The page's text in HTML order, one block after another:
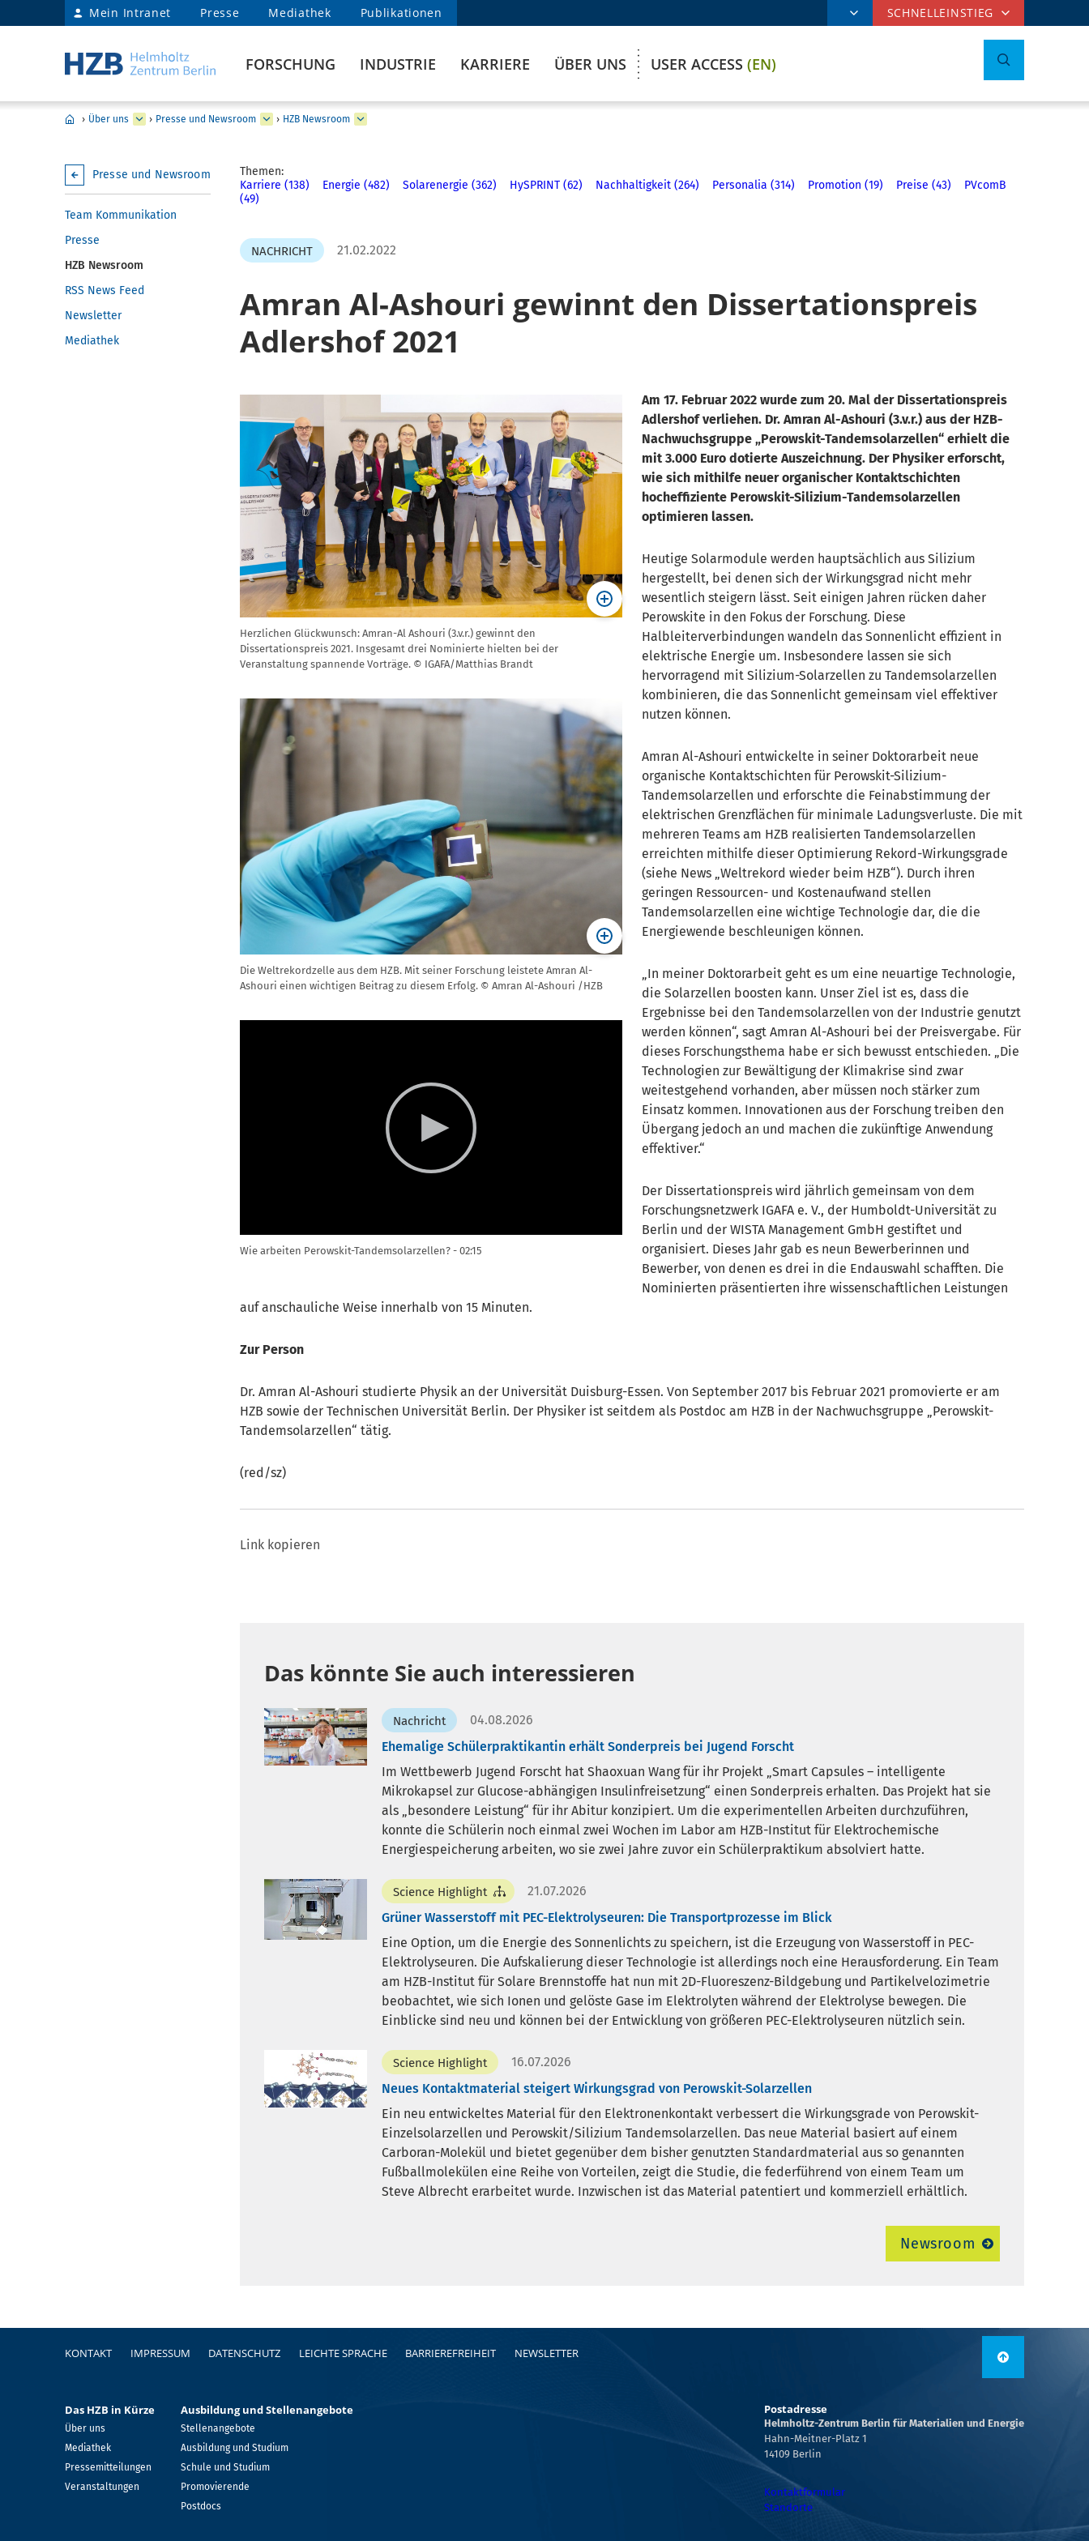
Mein Intranet Presse Mediathek Publikationen SCHNELLEINSTIEG
FORSCHUNG INDUSTRIE KARRIERE ÜBER UNS USER ACCESS (EN)
› Über uns › Presse und Newsroom › HZB Newsroom
Presse und Newsroom
Team Kommunikation
Presse
HZB Newsroom
RSS News Feed
Newsletter
Mediathek
Themen:
Karriere (138)
Energie (482) Solarenergie (362) HySPRINT (62) Nachhaltigkeit (264) Personalia (314) Promotion (19) Preise (43)
PVcomB
(49)
NACHRICHT 21.02.2022
Amran Al-Ashouri gewinnt den Dissertationspreis
Adlershof 2021
Herzlichen Glückwunsch: Amran-Al Ashouri (3.v.r.) gewinnt den
Dissertationspreis 2021. Insgesamt drei Nominierte hielten bei der
Veranstaltung spannende Vorträge. © IGAFA/Matthias Brandt
Die Weltrekordzelle aus dem HZB. Mit seiner Forschung leistete Amran Al-
Ashouri einen wichtigen Beitrag zu diesem Erfolg. © Amran Al-Ashouri /HZB
Wie arbeiten Perowskit-Tandemsolarzellen? 02:15
Am 17. Februar 2022 wurde zum 20. Mal der Dissertationspreis
Adlershof verliehen. Dr. Amran Al-Ashouri (3.v.r.) aus der HZB-
Nachwuchsgruppe „Perowskit-Tandemsolarzellen“ erhielt die
mit 3.000 Euro dotierte Auszeichnung. Der Physiker erforscht,
wie sich mithilfe neuer organischer Kontaktschichten
hocheffiziente Perowskit-Silizium-Tandemsolarzellen
optimieren lassen.
Heutige Solarmodule werden hauptsächlich aus Silizium
hergestellt, bei denen sich der Wirkungsgrad nicht mehr
wesentlich steigern lässt. Seit einigen Jahren rücken daher
Perowskite in den Fokus der Forschung. Diese
Halbleiterverbindungen wandeln das Sonnenlicht effizient in
elektrische Energie um. Insbesondere lassen sie sich
hervorragend mit Silizium-Solarzellen zu Tandemsolarzellen
kombinieren, die das Sonnenlicht gemeinsam viel effektiver
nutzen können.
Amran Al-Ashouri entwickelte in seiner Doktorarbeit neue
organische Kontaktschichten für Perowskit-Silizium-
Tandemsolarzellen und erforschte die Feinabstimmung der
elektrischen Grenzflächen für minimale Ladungsverluste. Die mit
mehreren Teams am HZB realisierten Tandemsolarzellen
erreichten mithilfe dieser Optimierung Rekord-Wirkungsgrade
(siehe News „Weltrekord wieder beim HZB“). Durch ihren
geringen Ressourcen- und Kostenaufwand stellen
Tandemsolarzellen eine wichtige Technologie dar, die die
Energiewende beschleunigen können.
In meiner Doktorarbeit geht es um eine neuartige Technologie,
die Solarzellen boosten kann. Unser Ziel ist es, dass die
Ergebnisse bei den Tandemsolarzellen von der Industrie genutzt
werden können“, sagt Amran Al-Ashouri bei der Preisvergabe. Für
dieses Forschungsthema habe er sich bewusst entschieden. „Die
Technologien zur Bewältigung der Klimakrise sind zwar
weitestgehend vorhanden, aber müssen noch stärker zum
Einsatz kommen. Innovationen aus der Forschung treiben den
Übergang jedoch an und machen die zukünftige Anwendung
effektiver.“
Der Dissertationspreis wird jährlich gemeinsam von dem
Forschungsnetzwerk IGAFA e. V., der Humboldt-Universität zu
Berlin und der WISTA Management GmbH gestiftet und
organisiert. Dieses Jahr gab es neun Bewerberinnen und
Bewerber, von denen es drei in die Endauswahl schafften. Die
Nominierten präsentierten ihre wissenschaftlichen Leistungen
auf anschauliche Weise innerhalb von 15 Minuten.
Zur Person
Dr. Amran Al-Ashouri studierte Physik an der Universität Duisburg-Essen. Von September 2017 bis Februar 2021 promovierte er am
HZB sowie der Technischen Universität Berlin. Der Physiker ist seitdem als Postdoc am HZB in der Nachwuchsgruppe „Perowskit-
Tandemsolarzellen“ tätig.
(red/sz)
Link kopieren
Das könnte Sie auch interessieren
Nachricht
04.08.2026
Ehemalige Schülerpraktikantin erhält Sonderpreis bei Jugend Forscht
Im Wettbewerb Jugend Forscht hat Shaoxuan Wang für ihr Projekt „Smart Capsules – intelligente
Mikrokapsel zur Glucose-abhängigen Insulinfreisetzung“ einen Sonderpreis erhalten. Das Projekt hat sie
als „besondere Leistung“ für ihr Abitur konzipiert. Um die experimentellen Arbeiten durchzuführen,
konnte die Schülerin noch einmal zwei Wochen im Labor am HZB-Institut für Elektrochemische
Energiespeicherung arbeiten, wo sie zwei Jahre zuvor ein Schülerpraktikum absolviert hatte.
Science Highlight
21.07.2026
Grüner Wasserstoff mit PEC-Elektrolyseuren: Die Transportprozesse im Blick
Eine Option, um die Energie des Sonnenlichts zu speichern, ist die Erzeugung von Wasserstoff in PEC-
Elektrolyseuren. Die Aufskalierung dieser Technologie ist allerdings noch eine Herausforderung. Ein Team
am HZB-Institut für Solare Brennstoffe hat nun mit 2D-Fluoreszenz-Bildgebung und Partikelvelozimetrie
beobachtet, wie sich Ionen und gelöste Gase im Elektrolyten während der Elektrolyse bewegen. Die
Einblicke sind neu und können bei der Entwicklung von größeren PEC-Elektrolyseuren nützlich sein.
Science Highlight
16.07.2026
Neues Kontaktmaterial steigert Wirkungsgrad von Perowskit-Solarzellen
Ein neu entwickeltes Material für den Elektronenkontakt verbessert die Wirkungsgrade von Perowskit-
Einzelsolarzellen und Perowskit/Silizium Tandemsolarzellen. Das neue Material basiert auf einem
Carboran-Molekül und bietet gegenüber dem bisher genutzten Standardmaterial aus so genannten
Fußballmolekülen eine Reihe von Vorteilen, zeigt die Studie, die federführend von einem Team um
Steve Albrecht erarbeitet wurde. Inzwischen ist das Material patentiert und kommerziell erhältlich.
Newsroom
Fußzeile
KONTAKT IMPRESSUM DATENSCHUTZ LEICHTE SPRACHE BARRIEREFREIHEIT NEWSLETTER
Das HZB in Kürze
Über uns
Mediathek
Pressemitteilungen
Veranstaltungen
Ausbildung und Stellenangebote
Stellenangebote
Ausbildung und Studium
Schule und Studium
Promovierende
Postdocs
Postadresse
Helmholtz-Zentrum Berlin für Materialien und Energie
Hahn-Meitner-Platz 1
14109 Berlin
Kontaktformular
Standorte